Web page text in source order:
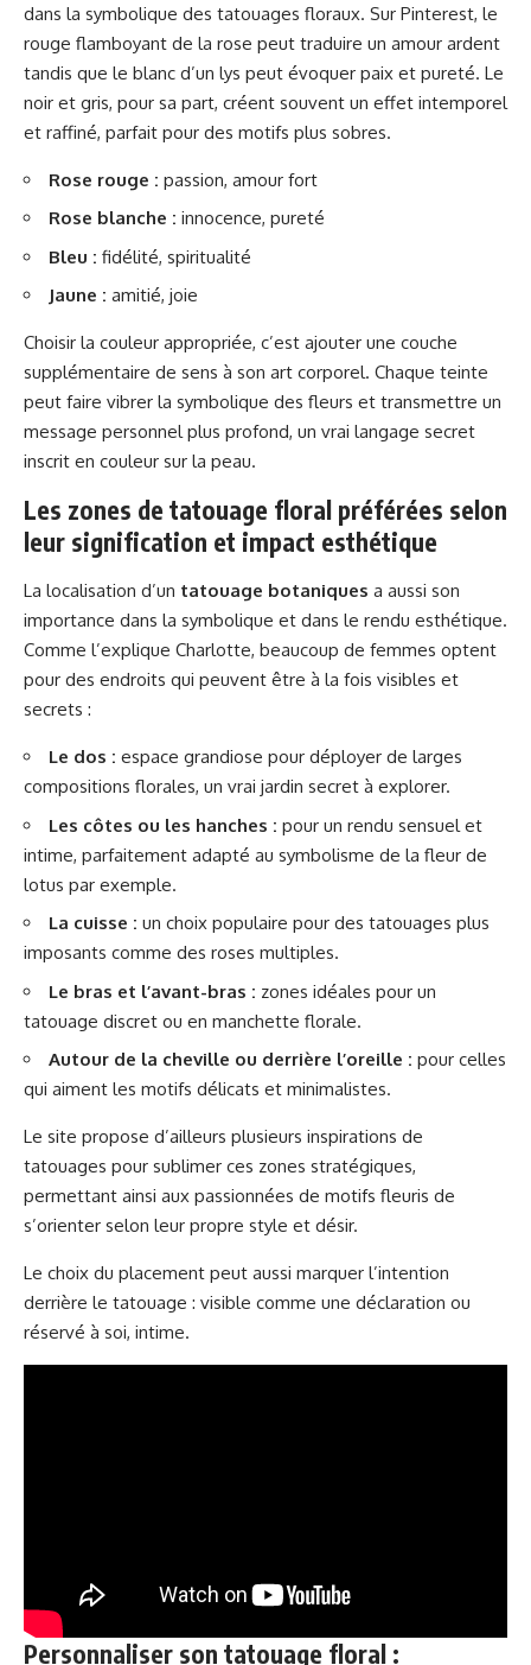
dans la symbolique des tatouages floraux. Sur Pinterest, le
rouge flamboyant de la rose peut traduire un amour ardent
tandis que le blanc d’un lys peut évoquer paix et pureté. Le
noir et gris, pour sa part, créent souvent un effet intemporel
et raffiné, parfait pour des motifs plus sobres.
Rose rouge : passion, amour fort
Rose blanche : innocence, pureté
Bleu : fidélité, spiritualité
Jaune : amitié, joie
Choisir la couleur appropriée, c’est ajouter une couche
supplémentaire de sens à son art corporel. Chaque teinte
peut faire vibrer la symbolique des fleurs et transmettre un
message personnel plus profond, un vrai langage secret
inscrit en couleur sur la peau.
Les zones de tatouage floral préférées selon
leur signification et impact esthétique
La localisation d’un tatouage botaniques a aussi son
importance dans la symbolique et dans le rendu esthétique.
Comme l’explique Charlotte, beaucoup de femmes optent
pour des endroits qui peuvent être à la fois visibles et
secrets :
Le dos : espace grandiose pour déployer de larges
compositions florales, un vrai jardin secret à explorer.
Les côtes ou les hanches : pour un rendu sensuel et
intime, parfaitement adapté au symbolisme de la fleur de
lotus par exemple.
La cuisse : un choix populaire pour des tatouages plus
imposants comme des roses multiples.
Le bras et l’avant-bras : zones idéales pour un
tatouage discret ou en manchette florale.
Autour de la cheville ou derrière l’oreille : pour celles
qui aiment les motifs délicats et minimalistes.
Le site propose d’ailleurs plusieurs inspirations de
tatouages pour sublimer ces zones stratégiques,
permettant ainsi aux passionnées de motifs fleuris de
s’orienter selon leur propre style et désir.
Le choix du placement peut aussi marquer l’intention
derrière le tatouage : visible comme une déclaration ou
réservé à soi, intime.
Personnaliser son tatouage floral :